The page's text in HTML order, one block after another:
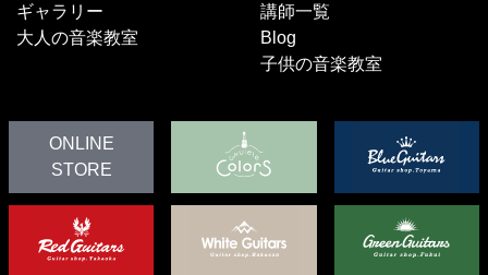
ギャラリー
大人の音楽教室
講師一覧
Blog
子供の音楽教室
ONLINE
STORE